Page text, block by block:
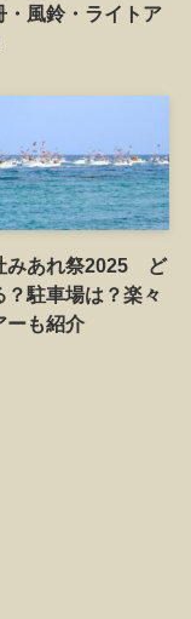
・風鈴・ライトア
みあれ祭2025 ど
？駐車場は？楽々
ーも紹介